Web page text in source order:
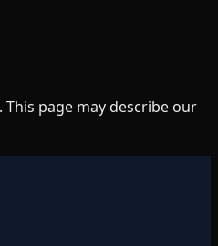
page may describe our